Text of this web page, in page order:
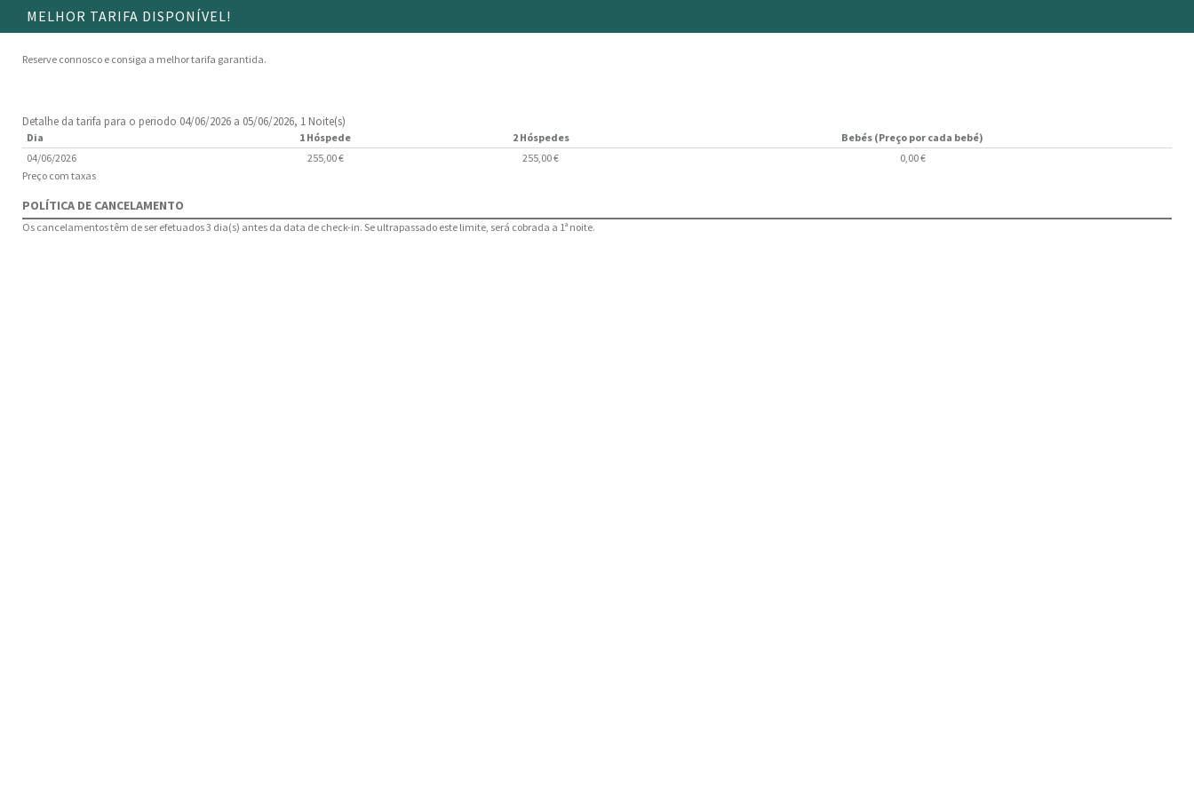
MELHOR TARIFA DISPONÍVEL!
Reserve connosco e consiga a melhor tarifa garantida.
Detalhe da tarifa para o periodo 04/06/2026 a 05/06/2026, 1 Noite(s)
Dia 1 Hóspede 2 Hóspedes
Bebés (Preço por cada bebé)
04/06/2026
255,00 € 255,00 €
0,00 €
Preço com taxas
POLÍTICA DE CANCELAMENTO
Os cancelamentos têm de ser efetuados 3 dia(s) antes da data de check-in. Se ultrapassado este limite, será cobrada a 1ª noite.